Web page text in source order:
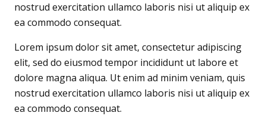
nostrud exercitation ullamco laboris nisi ut aliquip ex
ea commodo consequat.
Lorem ipsum dolor sit amet, consectetur adipiscing
elit, sed do eiusmod tempor incididunt ut labore et
dolore magna aliqua. Ut enim ad minim veniam, quis
nostrud exercitation ullamco laboris nisi ut aliquip ex
ea commodo consequat.